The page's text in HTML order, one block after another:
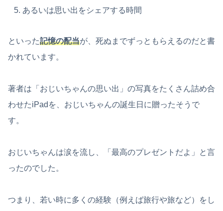
あるいは思い出をシェアする時間
といった記憶の配当が、死ぬまでずっともらえるのだと書
かれています。
著者は「おじいちゃんの思い出」の写真をたくさん詰め合
わせたiPadを、おじいちゃんの誕生日に贈ったそうで
す。
おじいちゃんは涙を流し、「最高のプレゼントだよ」と言
ったのでした。
つまり、若い時に多くの経験（例えば旅行や旅など）をし